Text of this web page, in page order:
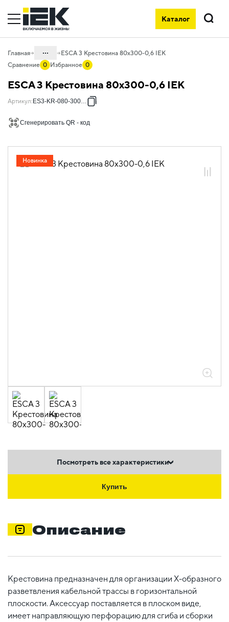
Каталог
Поиск
Главная ...
05.04.04 Аксессуары для лотков
листовых ESCA
ESCA 3 Крестовина 80х300-0,6 IEK
Сравнение 0 Избранное 0
ESCA 3 Крестовина 80х300-0,6 IEK
Новинка
Артикул: ES3-KR-080-300-06
Сгенерировать QR - код
Посмотреть все характеристики
Купить
Описание
Крестовина предназначен для организации X-образного
разветвления кабельной трассы в горизонтальной
плоскости. Аксессуар поставляется в плоском виде,
имеет направляющую перфорацию для сгиба и сборки